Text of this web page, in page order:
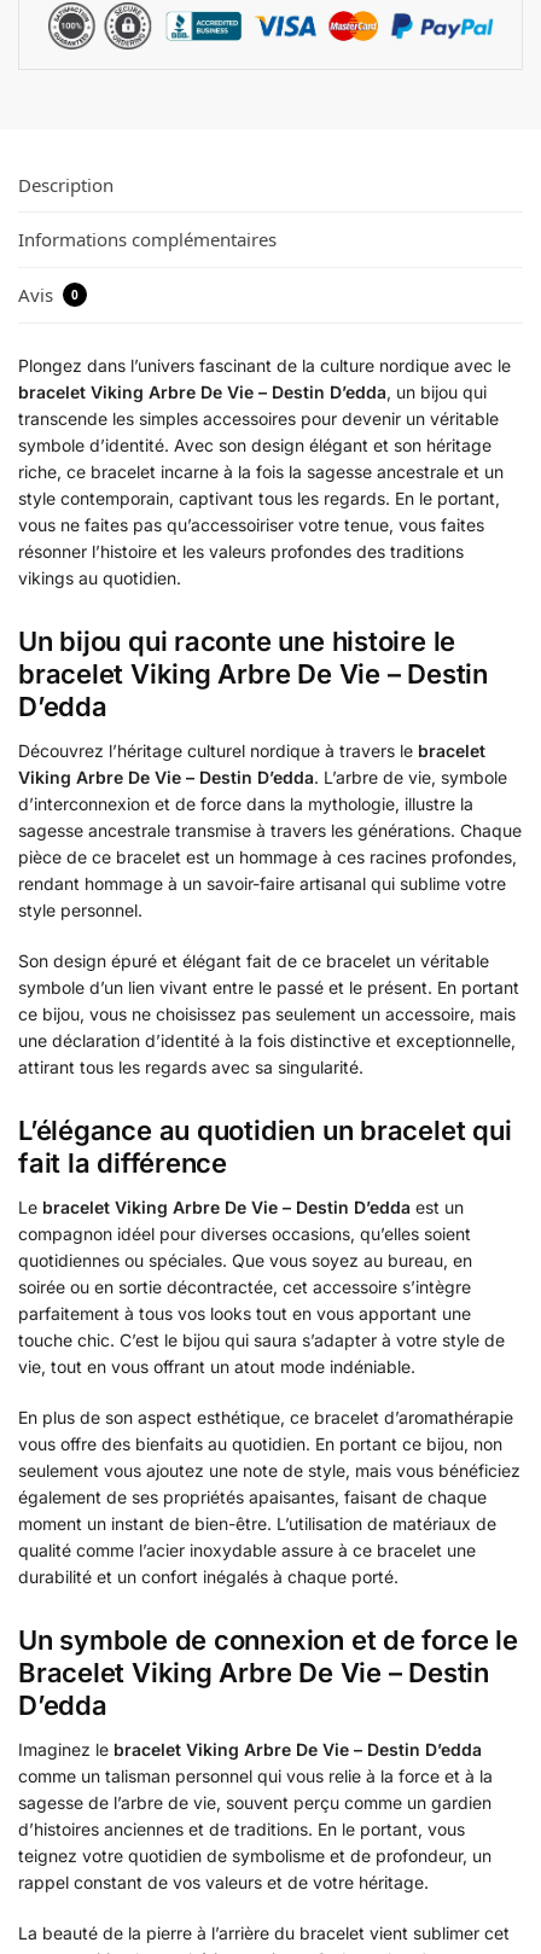
Description
Informations complémentaires
Avis 0
Plongez dans l’univers fascinant de la culture nordique avec le
bracelet Viking Arbre De Vie – Destin D’edda, un bijou qui
transcende les simples accessoires pour devenir un véritable
symbole d’identité. Avec son design élégant et son héritage
riche, ce bracelet incarne à la fois la sagesse ancestrale et un
style contemporain, captivant tous les regards. En le portant,
vous ne faites pas qu’accessoiriser votre tenue, vous faites
résonner l’histoire et les valeurs profondes des traditions
vikings au quotidien.
Un bijou qui raconte une histoire le
bracelet Viking Arbre De Vie – Destin
D’edda
Découvrez l’héritage culturel nordique à travers le bracelet
Viking Arbre De Vie – Destin D’edda. L’arbre de vie, symbole
d’interconnexion et de force dans la mythologie, illustre la
sagesse ancestrale transmise à travers les générations. Chaque
pièce de ce bracelet est un hommage à ces racines profondes,
rendant hommage à un savoir-faire artisanal qui sublime votre
style personnel.
Son design épuré et élégant fait de ce bracelet un véritable
symbole d’un lien vivant entre le passé et le présent. En portant
ce bijou, vous ne choisissez pas seulement un accessoire, mais
une déclaration d’identité à la fois distinctive et exceptionnelle,
attirant tous les regards avec sa singularité.
L’élégance au quotidien un bracelet qui
fait la différence
Le bracelet Viking Arbre De Vie – Destin D’edda est un
compagnon idéel pour diverses occasions, qu’elles soient
quotidiennes ou spéciales. Que vous soyez au bureau, en
soirée ou en sortie décontractée, cet accessoire s’intègre
parfaitement à tous vos looks tout en vous apportant une
touche chic. C’est le bijou qui saura s’adapter à votre style de
vie, tout en vous offrant un atout mode indéniable.
En plus de son aspect esthétique, ce bracelet d’aromathérapie
vous offre des bienfaits au quotidien. En portant ce bijou, non
seulement vous ajoutez une note de style, mais vous bénéficiez
également de ses propriétés apaisantes, faisant de chaque
moment un instant de bien-être. L’utilisation de matériaux de
qualité comme l’acier inoxydable assure à ce bracelet une
durabilité et un confort inégalés à chaque porté.
Un symbole de connexion et de force le
Bracelet Viking Arbre De Vie – Destin
D’edda
Imaginez le bracelet Viking Arbre De Vie – Destin D’edda
comme un talisman personnel qui vous relie à la force et à la
sagesse de l’arbre de vie, souvent perçu comme un gardien
d’histoires anciennes et de traditions. En le portant, vous
teignez votre quotidien de symbolisme et de profondeur, un
rappel constant de vos valeurs et de votre héritage.
La beauté de la pierre à l’arrière du bracelet vient sublimer cet